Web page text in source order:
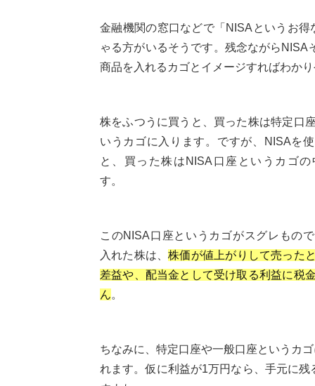
金融機関の窓口などで「NISAというお
ゃる方がいるそうです。残念ながら
商品を入れるカゴとイメージすればわか
株をふつうに買うと、買った株は特定口
いうカゴに入ります。ですが、NISAを
と、買った株はNISA口座というカゴ
す。
このNISA口座というカゴがスグレもの
入れた株は、株価が値上がりして売った
差益や、配当金として受け取る利益に税
ん。
ちなみに、特定口座や一般口座というカ
れます。仮に利益が1万円なら、手元に